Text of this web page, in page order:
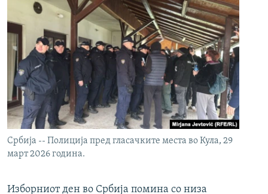
Србија -- Полиција пред гласачките места во Кула, 29
март 2026 година.
Изборниот ден во Србија помина со низа